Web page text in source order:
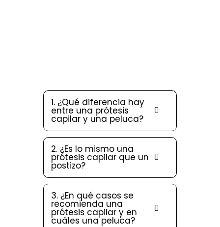
1. ¿Qué diferencia hay
entre una prótesis
capilar y una peluca?
2. ¿Es lo mismo una
prótesis capilar que un
postizo?
3. ¿En qué casos se
recomienda una
prótesis capilar y en
cuáles una peluca?